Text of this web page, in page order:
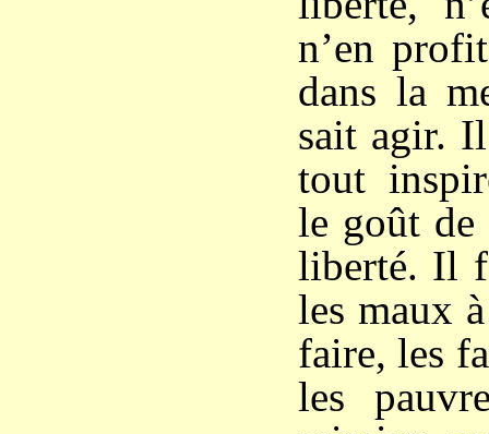
n’en
dans la
sait agir.
tout
le goût de
liberté. Il
les maux
faire, les
les